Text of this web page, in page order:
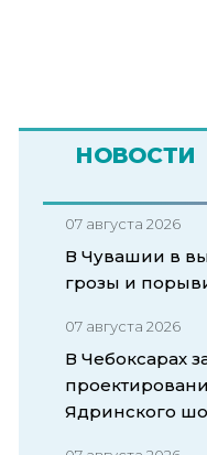
НОВОСТИ
07 августа 2026
В Чувашии в
грозы и
07 августа 2026
В Чебоксарах
Ядринского